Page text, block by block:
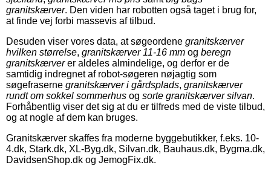
granitskærver. Den viden har robotten også taget i brug for,
at finde vej forbi massevis af tilbud.
Desuden viser vores data, at søgeordene granitskærver
hvilken størrelse, granitskærver 11-16 mm og beregn
granitskærverer aldeles almindelige, og derfor er de
samtidig indregnet af robot-søgeren nøjagtig som
søgefraserne granitskærver i gårdsplads, granitskærver
rundt om sokkel sommerhus og sorte granitskærver silvan.
Forhåbentlig viser det sig at du er tilfreds med de viste tilbud,
og at nogle af dem kan bruges.
Granitskærver skaffes fra moderne byggebutikker, f.eks. 10-
4.dk, Stark.dk, XL-Byg.dk, Silvan.dk, Bauhaus.dk, Bygma.dk,
DavidsenShop.dk og JemogFix.dk.